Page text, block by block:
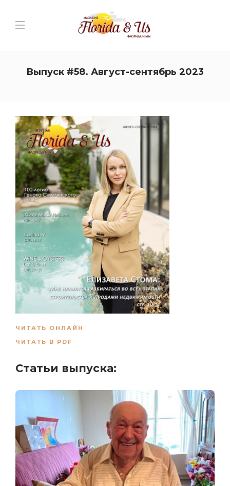
Выпуск #58. Август-сентябрь 2023
ЧИТАТЬ ОНЛАЙН
ЧИТАТЬ В PDF
Статьи выпуска: